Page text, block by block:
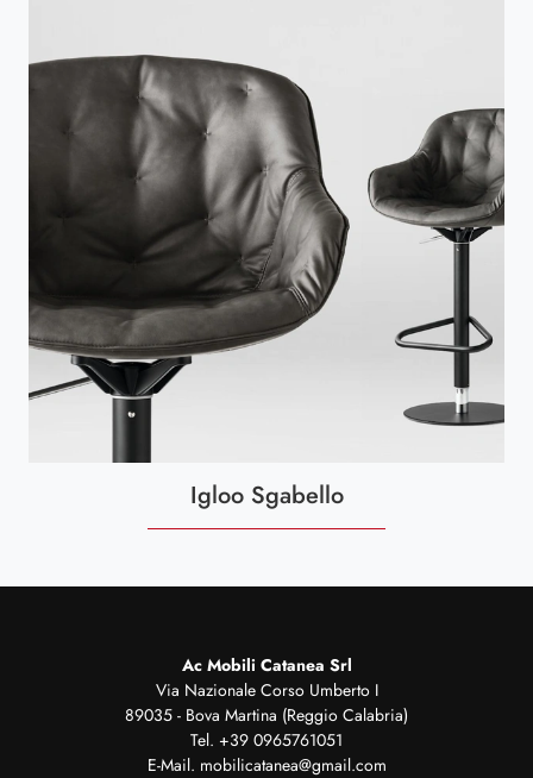
Igloo Sgabello
Ac Mobili Catanea Srl
Via Nazionale Corso Umberto I
89035 - Bova Martina (Reggio Calabria)
Tel. +39 0965761051
E-Mail. mobilicatanea@gmail.com